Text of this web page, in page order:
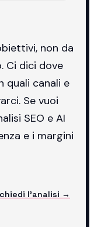
non da
Ci dici dove
quali canali e
Se vuoi
SEO e AI
e i margini
l'analisi →